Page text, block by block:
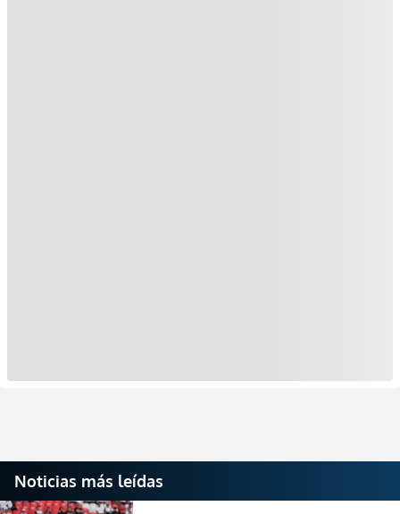
Noticias más leídas